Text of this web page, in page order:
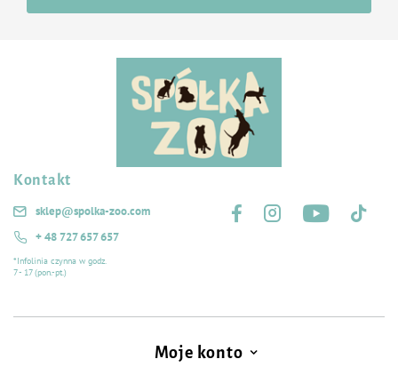
Kontakt
sklep@spolka-zoo.com
+ 48 727 657 657
*Infolinia czynna w godz.
7 - 17 (pon.-pt.)
Moje konto